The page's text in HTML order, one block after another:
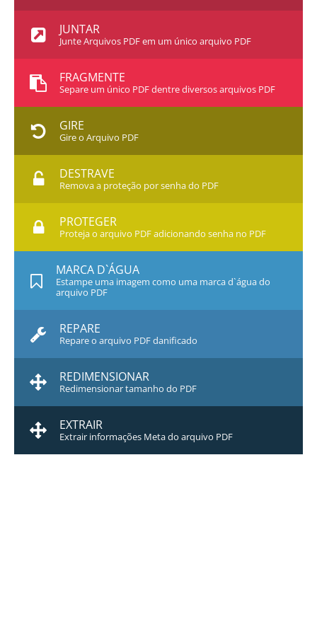
JUNTAR
Junte Arquivos PDF em um único arquivo PDF
FRAGMENTE
Separe um único PDF dentre diversos arquivos PDF
GIRE
Gire o Arquivo PDF
DESTRAVE
Remova a proteção por senha do PDF
PROTEGER
Proteja o arquivo PDF adicionando senha no PDF
MARCA D`ÁGUA
Estampe uma imagem como uma marca d`água do
arquivo PDF
REPARE
Repare o arquivo PDF danificado
REDIMENSIONAR
Redimensionar tamanho do PDF
EXTRAIR
Extrair informações Meta do arquivo PDF